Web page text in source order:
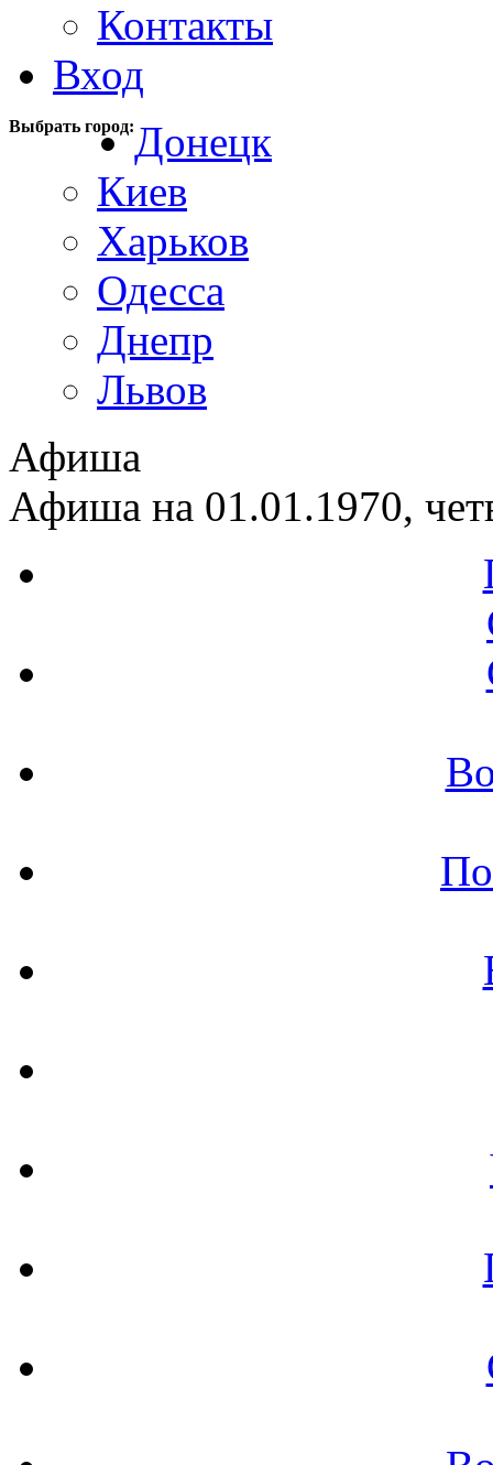
Контакты
Вход
Выбрать город:Донецк
Киев
Харьков
Одесса
Днепр
Львов
Афиша
Афиша на 01.01.1970,